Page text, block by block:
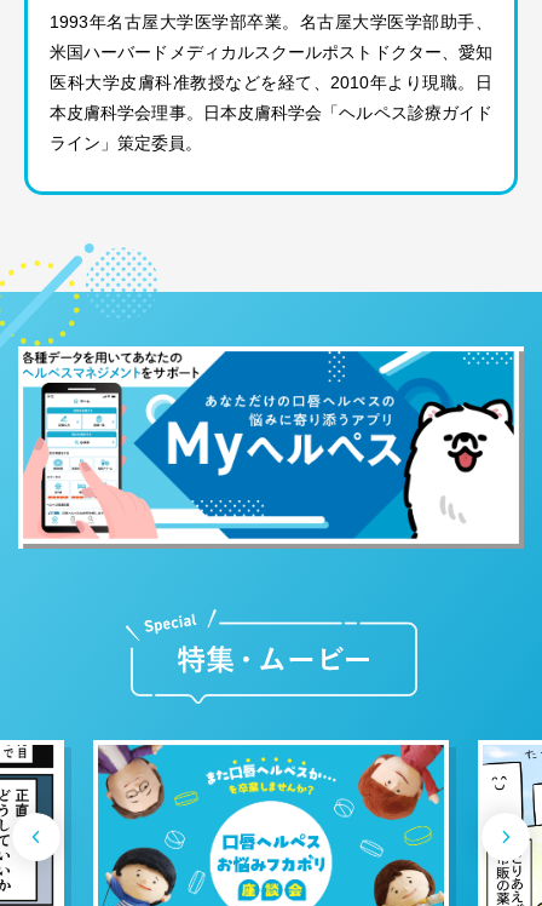
1993年名古屋大学医学部卒業。名古屋大学医学部助手、
米国ハーバードメディカルスクールポストドクター、愛知
医科大学皮膚科准教授などを経て、2010年より現職。日
本皮膚科学会理事。日本皮膚科学会「ヘルペス診療ガイド
ライン」策定委員。